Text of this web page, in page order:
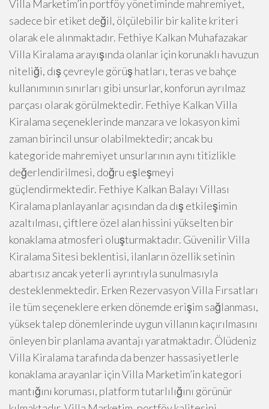
Villa Marketim’in portföy yönetiminde mahremiyet,
sadece bir etiket değil, ölçülebilir bir kalite kriteri
olarak ele alınmaktadır. Fethiye Kalkan Muhafazakar
Villa Kiralama arayışında olanlar için korunaklı havuzun
niteliği, dış çevreyle görüş hatları, teras ve bahçe
kullanımının sınırları gibi unsurlar, konforun ayrılmaz
parçası olarak görülmektedir. Fethiye Kalkan Villa
Kiralama seçeneklerinde manzara ve lokasyon kimi
zaman birincil unsur olabilmektedir; ancak bu
kategoride mahremiyet unsurlarının aynı titizlikle
değerlendirilmesi, doğru eşleşmeyi
güçlendirmektedir. Fethiye Kalkan Balayı Villası
Kiralama planlayanlar açısından da dış etkileşimin
azaltılması, çiftlere özel alan hissini yükselten bir
konaklama atmosferi oluşturmaktadır. Güvenilir Villa
Kiralama Sitesi beklentisi, ilanların özellik setinin
abartısız ancak yeterli ayrıntıyla sunulmasıyla
desteklenmektedir. Erken Rezervasyon Villa Fırsatları
ile tüm seçeneklere erken dönemde erişim sağlanması,
yüksek talep dönemlerinde uygun villanın kaçırılmasını
önleyen bir planlama avantajı yaratmaktadır. Ölüdeniz
Villa Kiralama tarafında da benzer hassasiyetlerle
konaklama arayanlar için Villa Marketim’in kategori
mantığını koruması, platform tutarlılığını görünür